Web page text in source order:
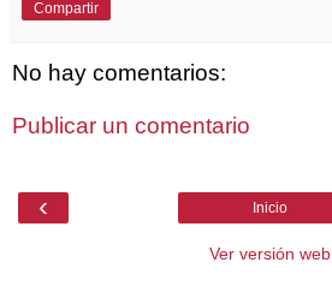
Compartir
No hay comentarios:
Publicar un comentario
‹ Inicio
Ver versión web